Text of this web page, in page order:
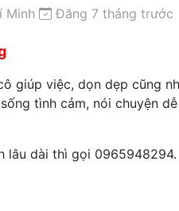
Minh Đăng 7 tháng trước
giúp việc, dọn dẹp cũng
tình cảm, nói chuyện
lâu dài thì gọi